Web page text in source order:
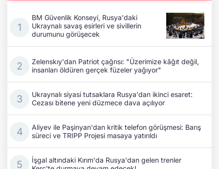
Ukraynalı savaş esirleri ve sivillerin
durumunu görüşecek
Zelenskıy'dan Patriot çağrısı: "Üzerimize kâğıt değil,
insanları öldüren gerçek füzeler yağıyor"
Ukraynalı siyasi tutsaklara Rusya'dan ikinci esaret:
Cezası bitene yeni düzmece dava açılıyor
Aliyev ile Paşinyan'dan kritik telefon görüşmesi: Barış
süreci ve TRIPP Projesi masaya yatırıldı
İşgal altındaki Kırım'da Rusya'dan gelen trenler
Kerç'te durmaya devam edecek!